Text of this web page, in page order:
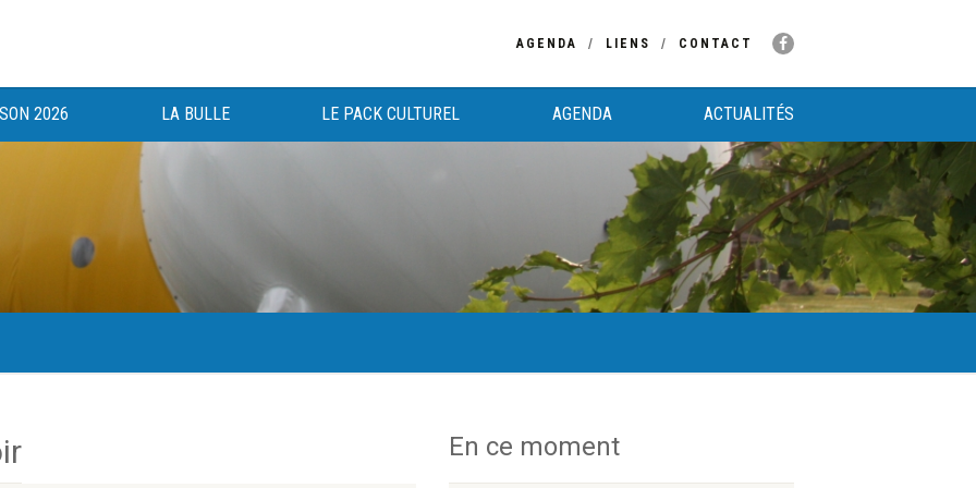
AGENDA LIENS CONTACT
2026 LA BULLE LE PACK CULTUREL AGENDA ACTUALITÉS
au bénéfice des haut-saônois depuis 1983. En ce moment